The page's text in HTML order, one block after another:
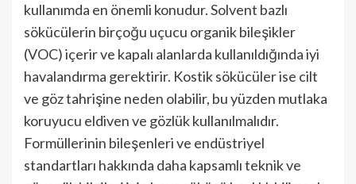
kullanımda en önemli konudur. Solvent bazlı
sökücülerin birçoğu uçucu organik bileşikler
(VOC) içerir ve kapalı alanlarda kullanıldığında iyi
havalandırma gerektirir. Kostik sökücüler ise cilt
ve göz tahrişine neden olabilir, bu yüzden mutlaka
koruyucu eldiven ve gözlük kullanılmalıdır.
Formüllerinin bileşenleri ve endüstriyel
standartları hakkında daha kapsamlı teknik ve